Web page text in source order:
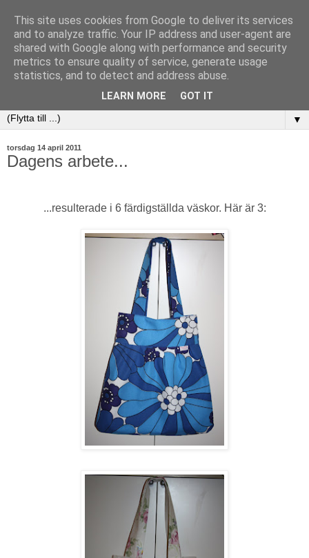
▼
torsdag 14 april 2011
Dagens arbete...
...resulterade i 6 färdigställda väskor. Här är 3:
This site uses cookies from Google to deliver its services
and to analyze traffic. Your IP address and user-agent are
shared with Google along with performance and security
metrics to ensure quality of service, generate usage
statistics, and to detect and address abuse.
LEARN MORE GOT IT